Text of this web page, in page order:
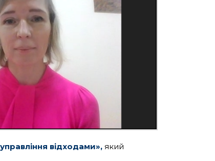
відходами», який